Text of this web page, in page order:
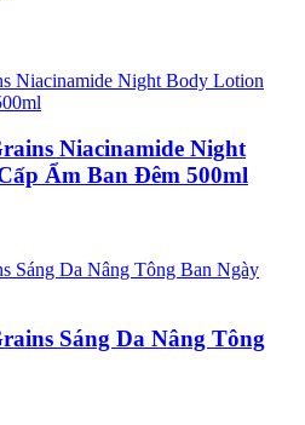
Niacinamide Night
Ẩm Ban Đêm 500ml
Sáng Da Nâng Tông